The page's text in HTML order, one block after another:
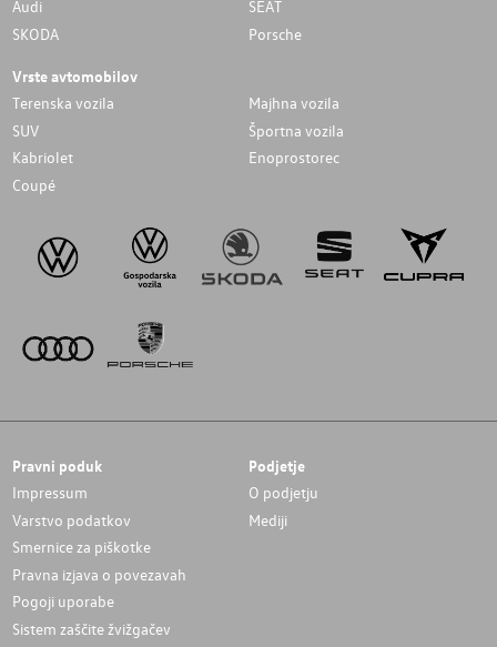
Audi
SEAT
SKODA
Porsche
Vrste avtomobilov
Terenska vozila
Majhna vozila
SUV
Športna vozila
Kabriolet
Enoprostorec
Coupé
Pravni poduk
Impressum
Varstvo podatkov
Smernice za piškotke
Pravna izjava o povezavah
Pogoji uporabe
Sistem zaščite žvižgačev
Podjetje
O podjetju
Mediji